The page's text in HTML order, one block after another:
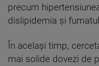
precum
dislipidemia şi
În acelaşi timp,
mai solide dovezi de